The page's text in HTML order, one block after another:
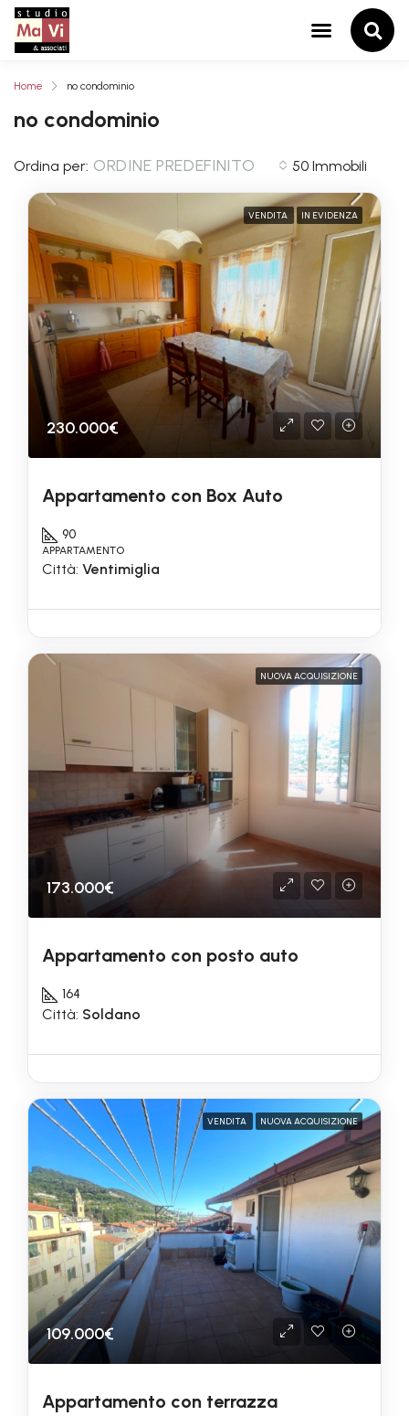
Home no condominio
no condominio
50 Immobili
Ordina per: ORDINE PREDEFINITO
VENDITA IN EVIDENZA
230.000€
Appartamento con Box Auto
90
APPARTAMENTO
Città: Ventimiglia
NUOVA ACQUISIZIONE
173.000€
Appartamento con posto auto
164
Città: Soldano
VENDITA NUOVA ACQUISIZIONE
109.000€
Appartamento con terrazza